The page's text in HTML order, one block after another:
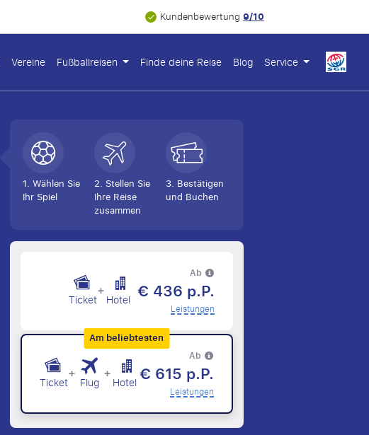
Kundenbewertung 9/10
Vereine Fußballreisen Finde deine Reise Blog Service
1. Wählen Sie
Ihr Spiel
2. Stellen Sie
Ihre Reise
zusammen
3. Bestätigen
und Buchen
Ticket+Hotel
Ab
€ 436 p.P.
Leistungen
Am beliebtesten
Ticket+ Flug +Hotel
Ab
€ 615 p.P.
Leistungen